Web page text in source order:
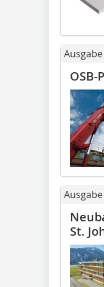
St.